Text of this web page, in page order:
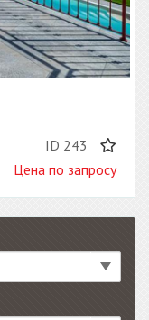
ID 243
Цена по запросу